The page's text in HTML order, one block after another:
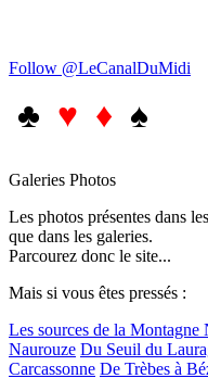
Follow @LeCanalDuMidi
♣ ♥ ♦ ♠
Galeries Photos
Les photos présentes dans
que dans les galeries.
Parcourez donc le site...
Mais si vous êtes pressés :
Les sources de la Montagne
Naurouze Du Seuil du
Carcassonne De Trèbes à